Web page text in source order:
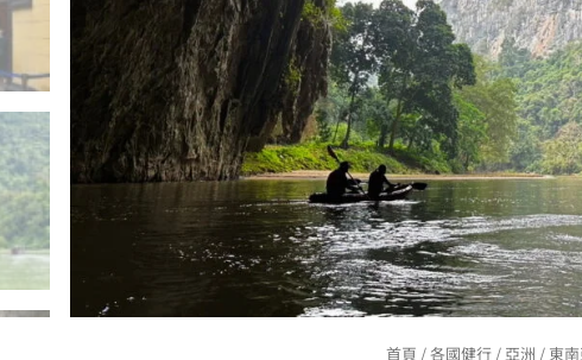
首頁 /各國健行/ 亞洲 / 東